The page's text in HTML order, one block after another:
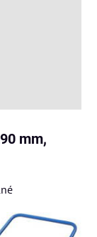
mm,